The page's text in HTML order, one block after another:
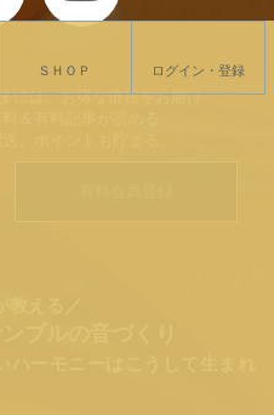
には、お得な情報をお届け
ＳＨＯＰ ログイン・登録